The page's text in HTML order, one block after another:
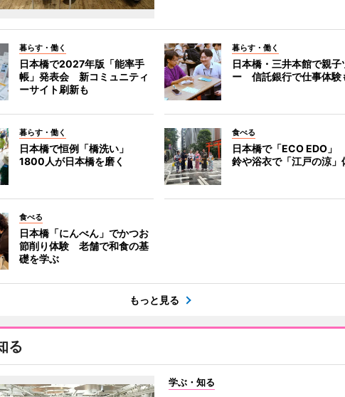
暮らす・働く
日本橋で2027年版「能率手
帳」発表会 新コミュニティ
ーサイト刷新も
暮らす・働く
日本橋・三井本館で親子
ー 信託銀行で仕事体験
暮らす・働く
日本橋で恒例「橋洗い」
1800人が日本橋を磨く
食べる
日本橋で「ECO EDO
鈴や浴衣で「江戸の涼」
食べる
日本橋「にんべん」でかつお
節削り体験 老舗で和食の基
礎を学ぶ
もっと見る
る
学ぶ・知る